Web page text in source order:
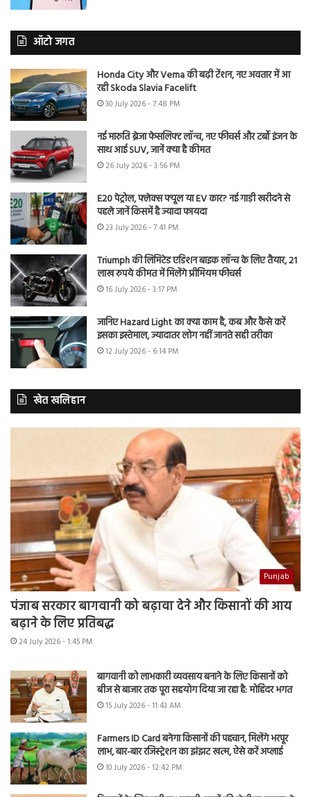
ऑटो जगत
Honda City और Verna की बढ़ी टेंशन, नए अवतार में आ
रही Skoda Slavia Facelift
30 July 2026 - 7:48 PM
नई मारुति ब्रेजा फेसलिफ्ट लॉन्च, नए फीचर्स और टर्बो इंजन के
साथ आई SUV, जानें क्या है कीमत
26 July 2026 - 3:56 PM
E20 पेट्रोल, फ्लेक्स फ्यूल या EV कार? नई गाड़ी खरीदने से
पहले जानें किसमें है ज्यादा फायदा
23 July 2026 - 7:41 PM
Triumph की लिमिटेड एडिशन बाइक लॉन्च के लिए तैयार, 21
लाख रुपये कीमत में मिलेंगे प्रीमियम फीचर्स
16 July 2026 - 3:17 PM
जानिए Hazard Light का क्या काम है, कब और कैसे करें
इसका इस्तेमाल, ज्यादातर लोग नहीं जानते सही तरीका
12 July 2026 - 6:14 PM
खेत खलिहान
Punjab
पंजाब सरकार बागवानी को बढ़ावा देने और किसानों की आय
बढ़ाने के लिए प्रतिबद्ध
24 July 2026 - 1:45 PM
बागवानी को लाभकारी व्यवसाय बनाने के लिए किसानों को
बीज से बाजार तक पूरा सहयोग दिया जा रहा है: मोहिंदर भगत
15 July 2026 - 11:43 AM
Farmers ID Card बनेगा किसानों की पहचान, मिलेंगे भरपूर
लाभ, बार-बार रजिस्ट्रेशन का झंझट खत्म, ऐसे करें अप्लाई
10 July 2026 - 12:42 PM